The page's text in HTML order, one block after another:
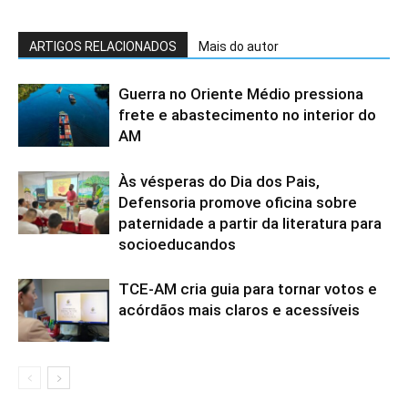
ARTIGOS RELACIONADOS Mais do autor
Guerra no Oriente Médio pressiona
frete e abastecimento no interior do
AM
Às vésperas do Dia dos Pais,
Defensoria promove oficina sobre
paternidade a partir da literatura para
socioeducandos
TCE-AM cria guia para tornar votos e
acórdãos mais claros e acessíveis